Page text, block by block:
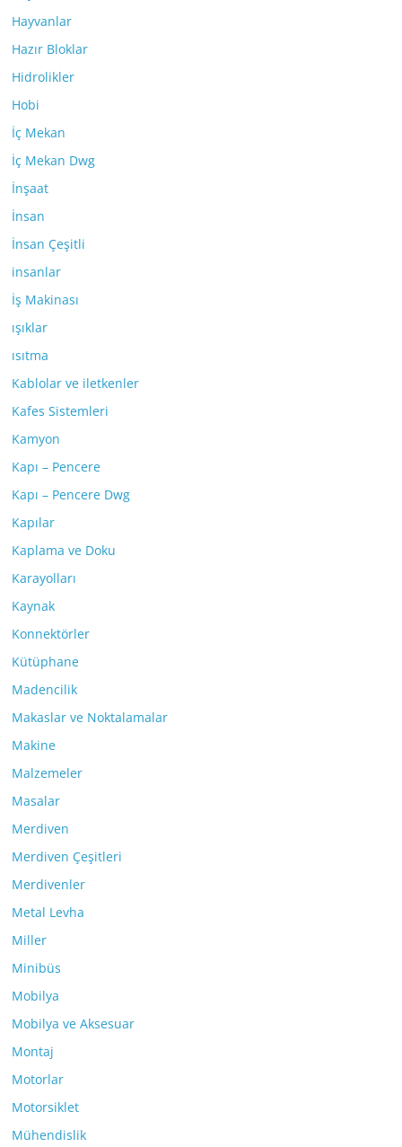
Hayvanlar
Hazır Bloklar
Hidrolikler
Hobi
İç Mekan
İç Mekan Dwg
İnşaat
İnsan
İnsan Çeşitli
insanlar
İş Makinası
ışıklar
ısıtma
Kablolar ve iletkenler
Kafes Sistemleri
Kamyon
Kapı – Pencere
Kapı – Pencere Dwg
Kapılar
Kaplama ve Doku
Karayolları
Kaynak
Konnektörler
Kütüphane
Madencilik
Makaslar ve Noktalamalar
Makine
Malzemeler
Masalar
Merdiven
Merdiven Çeşitleri
Merdivenler
Metal Levha
Miller
Minibüs
Mobilya
Mobilya ve Aksesuar
Montaj
Motorlar
Motorsiklet
Mühendislik